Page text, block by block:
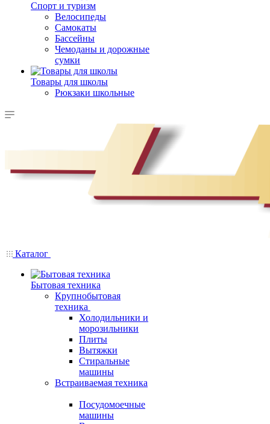
Спорт и туризм
Велосипеды
Самокаты
Бассейны
Чемоданы и дорожные
сумки
Товары для школы
Рюкзаки школьные
Каталог
Бытовая техника
Крупнобытовая
техника
Холодильники и
морозильники
Плиты
Вытяжки
Стиральные
машины
Встраиваемая техника
Посудомоечные
машины